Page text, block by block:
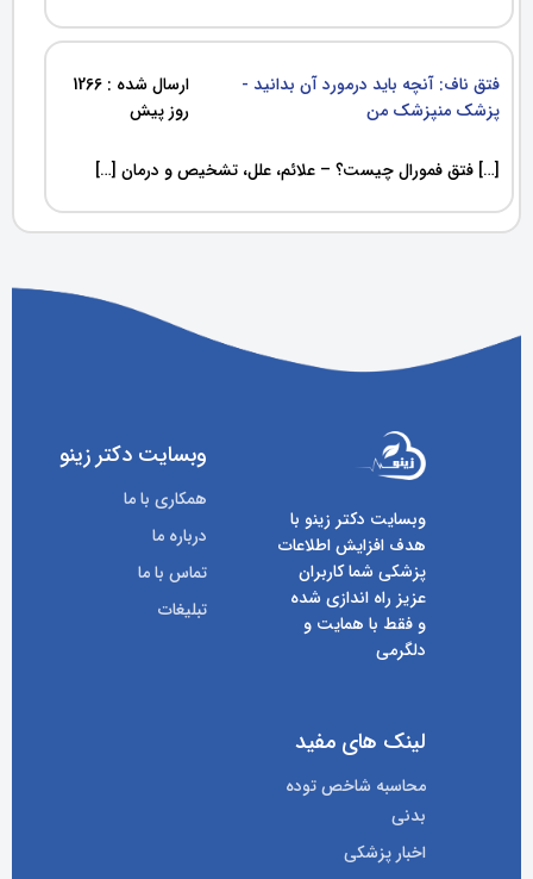
فتق ناف: آنچه باید درمورد آن بدانید -
پزشک منپزشک من
ارسال شده : 1266
روز پیش
[…] فتق فمورال چیست؟ – علائم، علل، تشخیص و درمان […]
وبسایت دکتر زینو با
هدف افزایش اطلاعات
پزشکی شما کاربران
عزیز راه اندازی شده
و فقط با همایت و
دلگرمی
وبسایت دکتر زینو
همکاری با ما
درباره ما
تماس با ما
تبلیغات
لینک های مفید
محاسبه شاخص توده
بدنی
اخبار پزشکی